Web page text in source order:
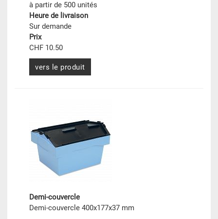
à partir de 500 unités
Heure de livraison
Sur demande
Prix
CHF 10.50
vers le produit
Demi-couvercle
Demi-couvercle 400x177x37 mm